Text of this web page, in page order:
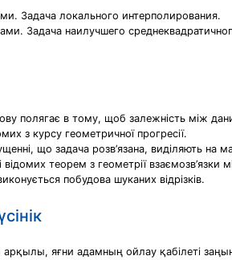
Задача локального интерполирования.
Задача наилучшего
полягає в тому, щоб залежність між
з курсу геометричної прогресії.
що задача розв’язана, виділяють на
відомих теорем з геометрії
побудова шуканих відрізків.
яғни адамның ойлау қабілеті